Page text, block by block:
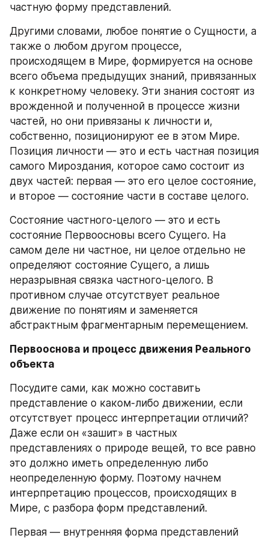
частную форму представлений.
Другими словами, любое понятие о Сущности, а
также о любом другом процессе,
происходящем в Мире, формируется на основе
всего объема предыдущих знаний, привязанных
к конкретному человеку. Эти знания состоят из
врожденной и полученной в процессе жизни
частей, но они привязаны к личности и,
собственно, позиционируют ее в этом Мире.
Позиция личности — это и есть частная позиция
самого Мироздания, которое само состоит из
двух частей: первая — это его целое состояние,
и второе — состояние части в составе целого.
Состояние частного‑целого — это и есть
состояние Первоосновы всего Сущего. На
самом деле ни частное, ни целое отдельно не
определяют состояние Сущего, а лишь
неразрывная связка частного‑целого. В
противном случае отсутствует реальное
движение по понятиям и заменяется
абстрактным фрагментарным перемещением.
Первооснова и процесс движения Реального
объекта
Посудите сами, как можно составить
представление о каком‑либо движении, если
отсутствует процесс интерпретации отличий?
Даже если он «зашит» в частных
представлениях о природе вещей, то все равно
это должно иметь определенную либо
неопределенную форму. Поэтому начнем
интерпретацию процессов, происходящих в
Мире, с разбора форм представлений.
Первая — внутренняя форма представлений